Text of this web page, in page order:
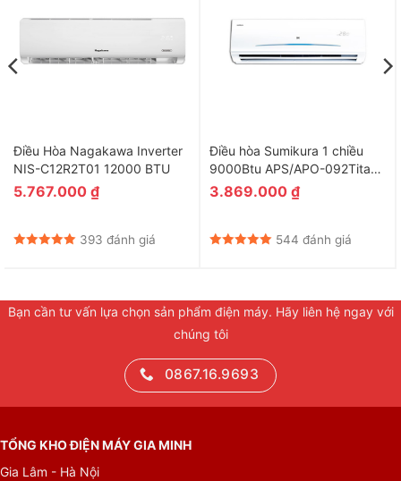
Điều Hòa Nagakawa Inverter
NIS-C12R2T01 12000 BTU
5.767.000 ₫
393 đánh giá
Điều hòa Sumikura 1 chiều
9000Btu APS/APO-092Titan-
A
3.869.000 ₫
544 đánh giá
Bạn cần tư vấn lựa chọn sản phẩm điện máy. Hãy liên hệ ngay với
chúng tôi
0867.16.9693
TỔNG KHO ĐIỆN MÁY GIA MINH
Gia Lâm - Hà Nội